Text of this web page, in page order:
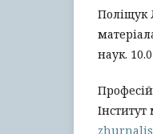
Поліщук
наук.
Інститут